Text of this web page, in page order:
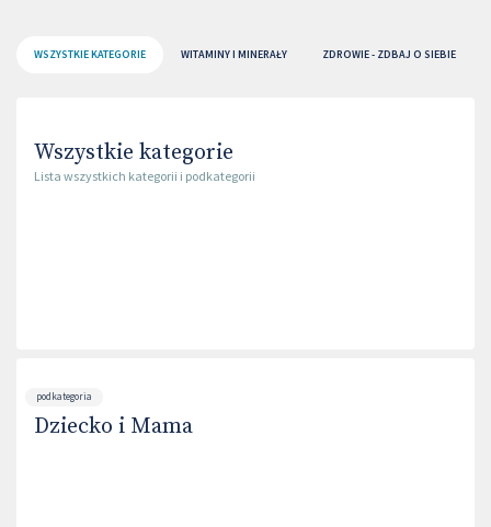
WSZYSTKIE KATEGORIE WITAMINY I MINERAŁY ZDROWIE - ZDBAJ O SIEBIE
Wszystkie kategorie
Lista wszystkich kategorii i podkategorii
podkategoria
Dziecko i Mama